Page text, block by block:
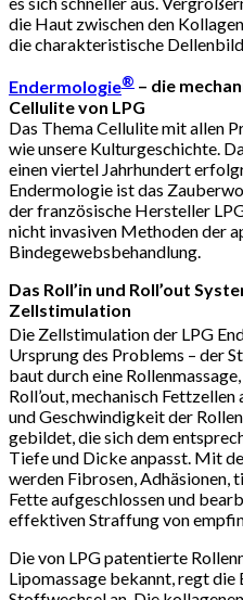
die Haut zwischen den
die charakteristische
Endermologie® – die
Cellulite von LPG
Das Thema Cellulite mit allen
wie unsere Kulturgeschichte.
einen viertel Jahrhundert
Endermologie ist das
der französische Hersteller
nicht invasiven Methoden der
Bindegewebsbehandlung.
Das Roll’in und Roll’out
Zellstimulation
Die Zellstimulation der LPG
Ursprung des Problems – der
baut durch eine
Roll’out, mechanisch
und Geschwindigkeit der
gebildet, die sich dem
Tiefe und Dicke anpasst. Mit
werden Fibrosen, Adhäsionen,
Fette aufgeschlossen und
effektiven Straffung von
Die von LPG patentierte
Lipomassage bekannt, regt